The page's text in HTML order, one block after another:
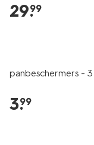
gezichtje-
29.
99
panbeschermers - 3
3.
99